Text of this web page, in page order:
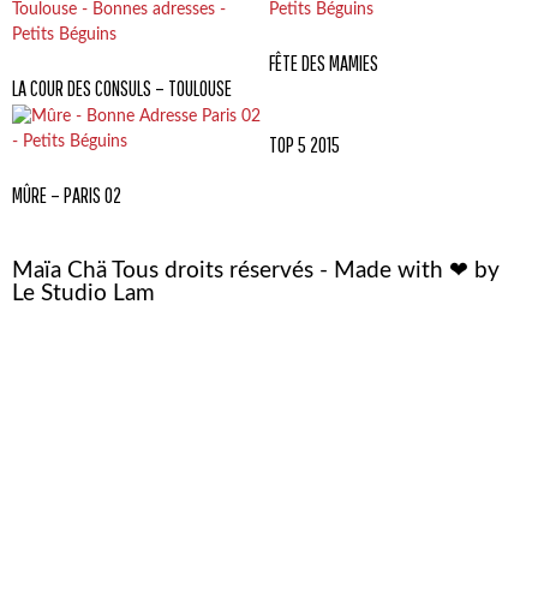
LA COUR DES CONSULS – TOULOUSE
FÊTE DES MAMIES
MÛRE – PARIS 02
TOP 5 2015
Maïa Chä Tous droits réservés - Made with ❤ by
Le Studio Lam